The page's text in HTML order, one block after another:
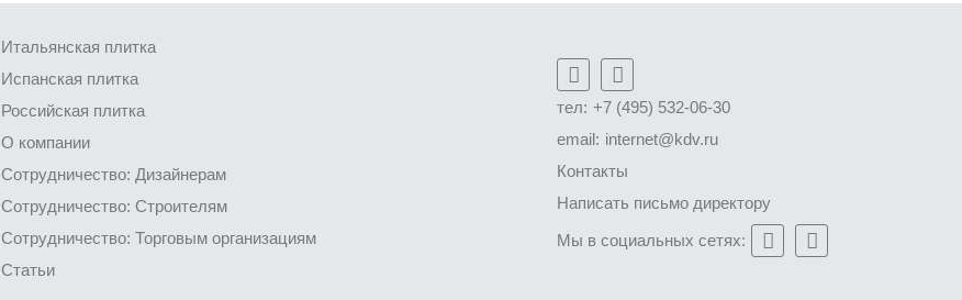
Итальянская плитка
Испанская плитка
Российская плитка
О компании
Сотрудничество: Дизайнерам
Сотрудничество: Строителям
Сотрудничество: Торговым организациям
Статьи
тел: +7 (495) 532-06-30
email: internet@kdv.ru
Контакты
Написать письмо директору
Мы в социальных сетях: